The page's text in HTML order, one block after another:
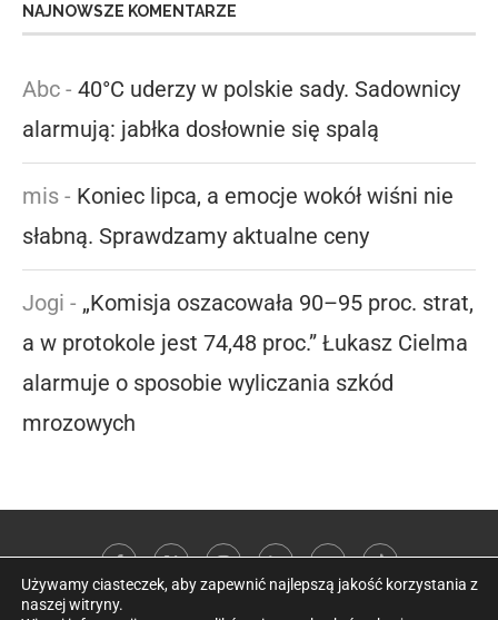
NAJNOWSZE KOMENTARZE
Abc - 40°C uderzy w polskie sady. Sadownicy
alarmują: jabłka dosłownie się spalą
mis - Koniec lipca, a emocje wokół wiśni nie
słabną. Sprawdzamy aktualne ceny
Jogi - „Komisja oszacowała 90–95 proc. strat,
a w protokole jest 74,48 proc.” Łukasz Cielma
alarmuje o sposobie wyliczania szkód
mrozowych
Używamy ciasteczek, aby zapewnić najlepszą jakość korzystania z
naszej witryny.